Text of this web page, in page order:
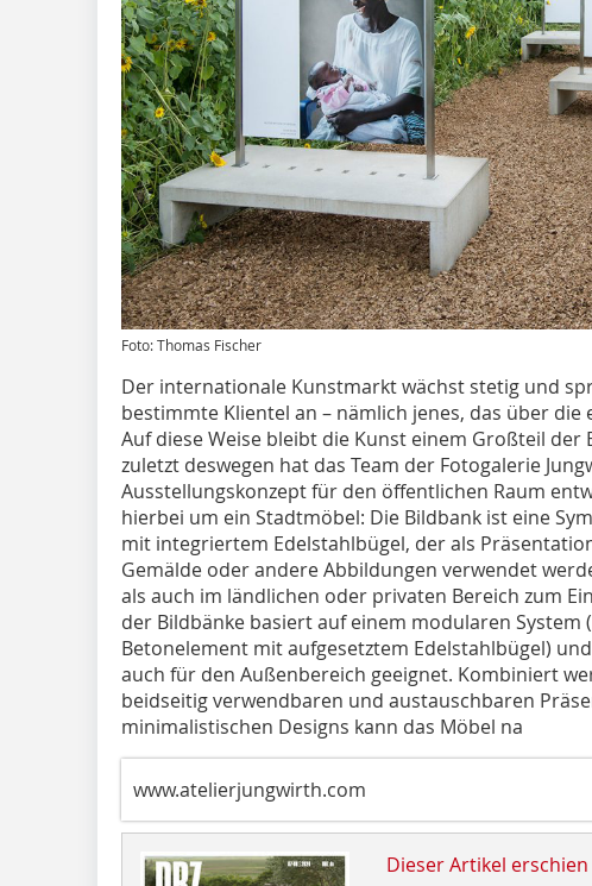
Foto: Thomas Fischer
Der internationale Kunstmarkt wächst stetig und
bestimmte Klientel an – nämlich jenes, das über
Auf diese Weise bleibt die Kunst einem Großteil
zuletzt deswegen hat das Team der Fotogalerie
Ausstellungskonzept für den öffentlichen Raum
hierbei um ein Stadtmöbel: Die Bildbank ist eine
mit integriertem Edelstahlbügel, der als
Gemälde oder andere Abbildungen verwendet
als auch im ländlichen oder privaten Bereich zum
der Bildbänke basiert auf einem modularen
Betonelement mit aufgesetztem Edelstahlbügel)
auch für den Außenbereich geeignet. Kombiniert
beidseitig verwendbaren und austauschbaren
minimalistischen Designs kann das Möbel na
www.atelierjungwirth.com
Dieser Artikel